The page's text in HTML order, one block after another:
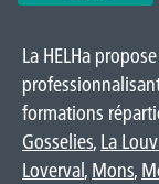
La HELHa
formations
Gosselies, La
Loverval, Mons,